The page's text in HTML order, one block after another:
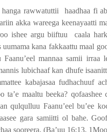
rawwatuttii
haadhaa fi
akka wareega keenayaatti
ishee argu biiftuu
caala
kana fakkaattu maal
mannaa samii irraa
lubichaaf kan dhufe
kabajasaa fudhachuuf
maaltu beeka?
qulqulluu Faanu’eel bu’ee
gara samiitti ol bahe.
sooreera. (Ba’uu 16:13,